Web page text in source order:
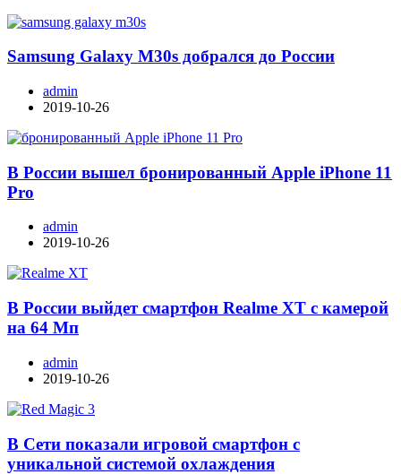
Samsung Galaxy M30s добрался до России
admin
2019-10-26
В России вышел бронированный Apple iPhone 11
Pro
admin
2019-10-26
В России выйдет смартфон Realme XT с камерой
на 64 Мп
admin
2019-10-26
В Сети показали игровой смартфон с
уникальной системой охлаждения